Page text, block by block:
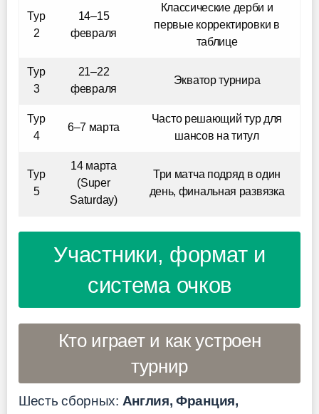
Тур
2
14–15
февраля
Классические дерби и
первые корректировки в
таблице
Тур
3
21–22
февраля
Экватор турнира
Тур
4
6–7 марта
Часто решающий тур для
шансов на титул
Тур
5
14 марта
(Super
Saturday)
Три матча подряд в один
день, финальная развязка
Участники, формат и
система очков
Кто играет и как устроен
турнир
Шесть сборных: Англия, Франция,